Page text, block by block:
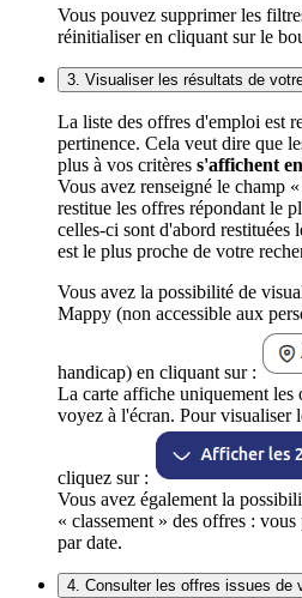
Vous pouvez supprimer les
réinitialiser en cliquant sur le
3. Visualiser les résultats de
La liste des offres d'emploi est
pertinence. Cela veut dire que
plus à vos critères s'affichent
Vous avez renseigné le champ
restitue les offres répondant le
celles-ci sont d'abord restituées
est le plus proche de votre
Vous avez la possibilité de
Mappy (non accessible aux
handicap) en cliquant sur :
La carte affiche uniquement
voyez à l'écran. Pour visualiser
cliquez sur :
Vous avez également la
« classement » des offres :
par date.
4. Consulter les offres issues de